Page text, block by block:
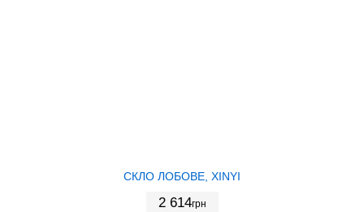
СКЛО ЛОБОВЕ, XINYI
2 614грн